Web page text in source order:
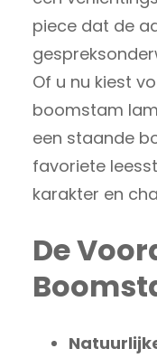
piece dat de
Of u nu kiest
boomstam
een staande
favoriete
karakter en
De